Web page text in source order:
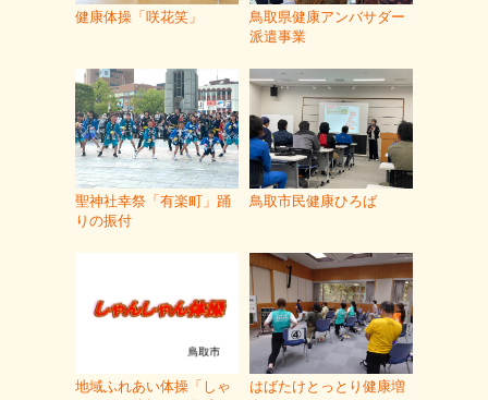
健康体操「咲花笑」
鳥取県健康アンバサダー
派遣事業
聖神社幸祭「有楽町」踊
りの振付
鳥取市民健康ひろば
地域ふれあい体操「しゃ
はばたけとっとり健康増